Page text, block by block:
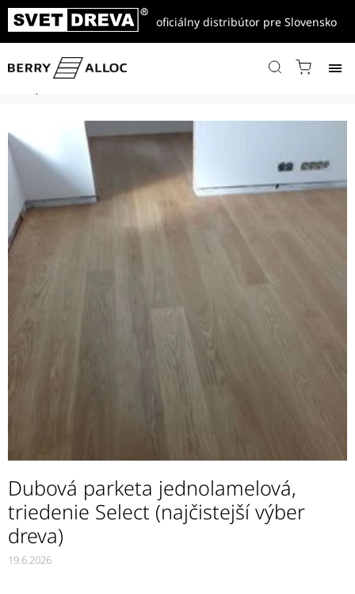
oficiálny distribútor pre Slovensko
Domov / Referencie / Drevené parkety viac vrstvové
Dubová parketa jednolamelová, triedenie Select (najčistejší výber
Dubová parketa jednolamelová,
triedenie Select (najčistejší výber
dreva)
19.6.2026